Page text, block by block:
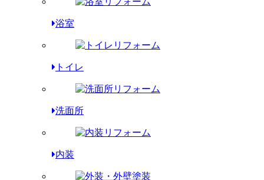
浴室
トイレ
洗面所
内装